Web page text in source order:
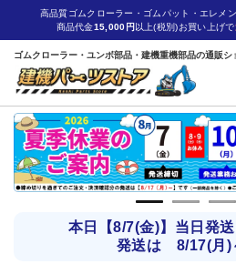
高品質ゴムクローラー・ゴムパット・エレメ
商品代金15,000円 以上(税別)お買い上げで
ゴムクローラー・ユンボ部品・建機重機部品の通販シ
本日【8/7(金)】当日発
発送は 8/17(月